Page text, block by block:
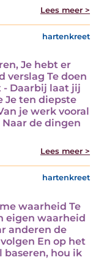
Lees meer >
hartenkreet
Je hebt er
verslag Te doen
- Daarbij laat jij
Je ten diepste
je werk vooral
de dingen
Lees meer >
hartenkreet
waarheid Te
eigen waarheid
anderen de
En op het
baseren, hou ik